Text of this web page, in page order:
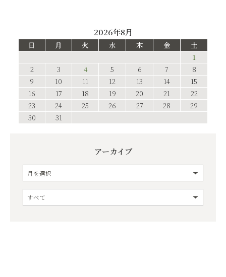
2026年8月
日 月 火 水 木 金
土
1
2
3 4 5 6 7
8
9
10 11 12 13 14
15
16
17 18 19 20 21
22
23
24 25 26 27 28
29
30
31
アーカイブ